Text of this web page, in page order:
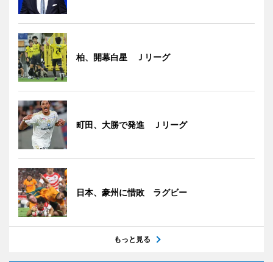
柏、開幕白星 Ｊリーグ
町田、大勝で発進 Ｊリーグ
日本、豪州に惜敗 ラグビー
もっと見る